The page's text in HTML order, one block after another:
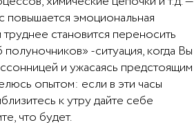
эмоциональная
становится переносить
-ситуация, когда Вы
и ужасаясь предстоящим
опытом: если в эти часы
к утру дайте себе
что будет.